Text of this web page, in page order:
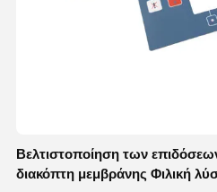
Βελτιστοποίηση των
διακόπτη μεμβράνης Φιλική